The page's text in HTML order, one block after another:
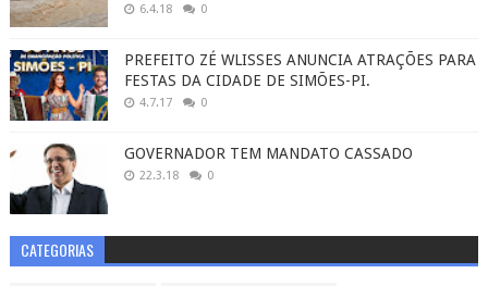
6.4.18 0
PREFEITO ZÉ WLISSES ANUNCIA ATRAÇÕES PARA
FESTAS DA CIDADE DE SIMÕES-PI.
4.7.17 0
GOVERNADOR TEM MANDATO CASSADO
22.3.18 0
CATEGORIAS